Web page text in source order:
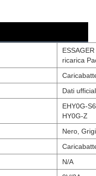
ricarica
Dati
EHY0G-
HY0G-Z
Nero,
N/A